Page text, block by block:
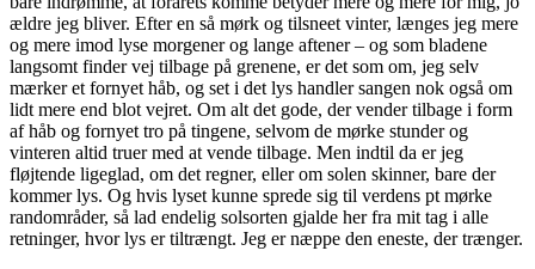
ældre jeg bliver. Efter en så mørk og tilsneet vinter, længes jeg mere
og mere imod lyse morgener og lange aftener – og som bladene
langsomt finder vej tilbage på grenene, er det som om, jeg selv
mærker et fornyet håb, og set i det lys handler sangen nok også om
lidt mere end blot vejret. Om alt det gode, der vender tilbage i form
af håb og fornyet tro på tingene, selvom de mørke stunder og
vinteren altid truer med at vende tilbage. Men indtil da er jeg
fløjtende ligeglad, om det regner, eller om solen skinner, bare der
kommer lys. Og hvis lyset kunne sprede sig til verdens pt mørke
randområder, så lad endelig solsorten gjalde her fra mit tag i alle
retninger, hvor lys er tiltrængt. Jeg er næppe den eneste, der trænger.